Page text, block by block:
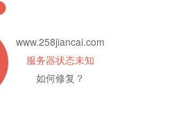
www.258jiancai.com
服务器状态未知
如何修复？